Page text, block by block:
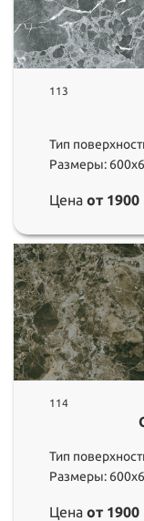
113
Тип
Размеры:
Цена от
114
Тип
Размеры:
Цена от